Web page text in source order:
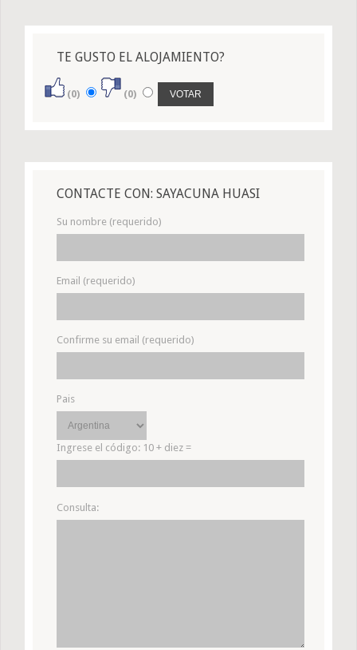
TE GUSTO EL ALOJAMIENTO?
(0) (0)
CONTACTE CON: SAYACUNA HUASI
Su nombre (requerido)
Email (requerido)
Confirme su email (requerido)
Pais
Ingrese el código: 10 + diez =
Consulta: